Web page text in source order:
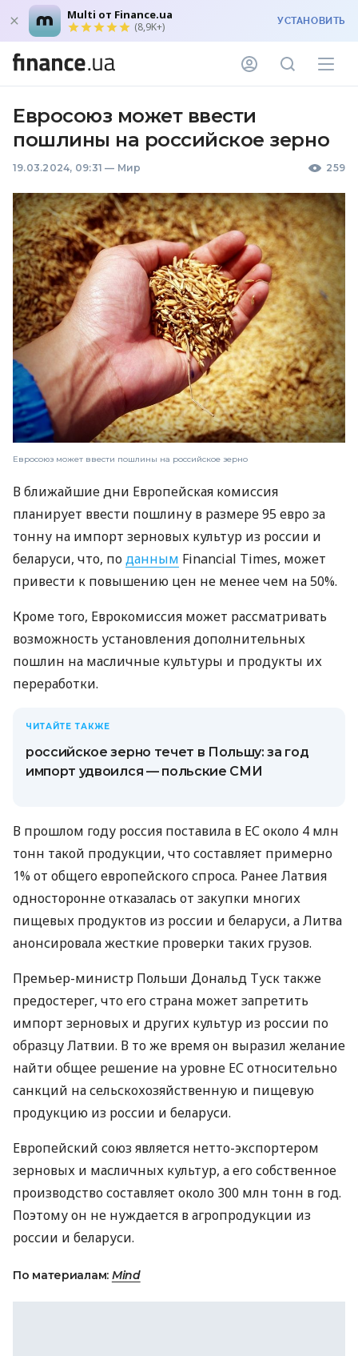
Multi от Finance.ua
(8,9K+) УСТАНОВИТЬ
Евросоюз может ввести
пошлины на российское зерно
19.03.2024, 09:31 — Мир 259
Евросоюз может ввести пошлины на российское зерно
В ближайшие дни Европейская комиссия
планирует ввести пошлину в размере 95 евро за
тонну на импорт зерновых культур из россии и
беларуси, что, поданным Financial Times, может
привести к повышению цен не менее чем на 50%.
Кроме того, Еврокомиссия может рассматривать
возможность установления дополнительных
пошлин на масличные культуры и продукты их
переработки.
ЧИТАЙТЕ ТАКЖЕ
российское зерно течет в Польшу: за год
импорт удвоился — польские СМИ
В прошлом году россия поставила в ЕС около 4 млн
тонн такой продукции, что составляет примерно
1% от общего европейского спроса. Ранее Латвия
односторонне отказалась от закупки многих
пищевых продуктов из россии и беларуси, а Литва
анонсировала жесткие проверки таких грузов.
Премьер-министр Польши Дональд Туск также
предостерег, что его страна может запретить
импорт зерновых и других культур из россии по
образцу Латвии. В то же время он выразил желание
найти общее решение на уровне ЕС относительно
санкций на сельскохозяйственную и пищевую
продукцию из россии и беларуси.
Европейский союз является нетто-экспортером
зерновых и масличных культур, а его собственное
производство составляет около 300 млн тонн в год.
Поэтому он не нуждается в агропродукции из
россии и беларуси.
По материалам: Mind